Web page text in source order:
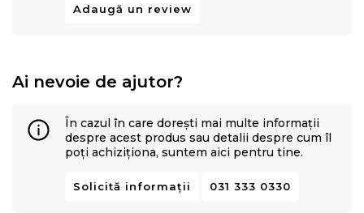
Adaugă un review
Ai nevoie de ajutor?
În cazul în care dorești mai multe informații
despre acest produs sau detalii despre cum îl
poți achiziționa, suntem aici pentru tine.
Solicită informații 031 333 0330